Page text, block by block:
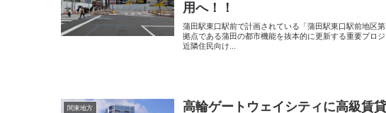
用へ！！
蒲田駅東口駅前で計画されている「蒲田駅東口駅前地区
拠点である蒲田の都市機能を抜本的に更新する重要プロ
近隣住民向け...
関東地方
高輪ゲートウェイシティに高級賃